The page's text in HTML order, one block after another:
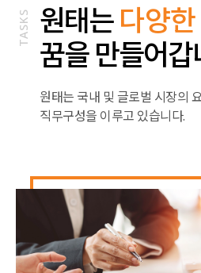
TASKS 원태는다양
꿈을 만들어갑
원태는 국내 및 글로벌 시장의
직무구성을 이루고 있습니다.